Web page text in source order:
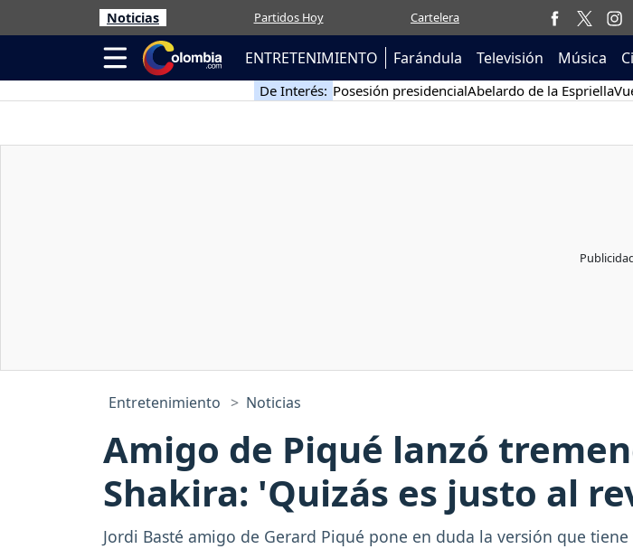
Noticias Partidos Hoy Cartelera
ENTRETENIMIENTO Farándula Televisión Música
De Interés: Posesión presidencialAbelardo de la Espriella
Entretenimiento Noticias
Amigo de Piqué lanzó
Shakira: 'Quizás es justo al
Jordi Basté amigo de Gerard Piqué pone en duda la versión que